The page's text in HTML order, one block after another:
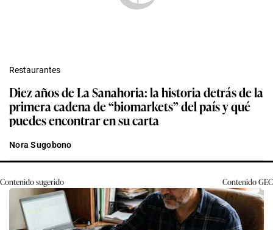
Restaurantes
Diez años de La Sanahoria: la historia detrás de la
primera cadena de “biomarkets” del país y qué
puedes encontrar en su carta
Nora Sugobono
Contenido sugerido ContenidoGEC